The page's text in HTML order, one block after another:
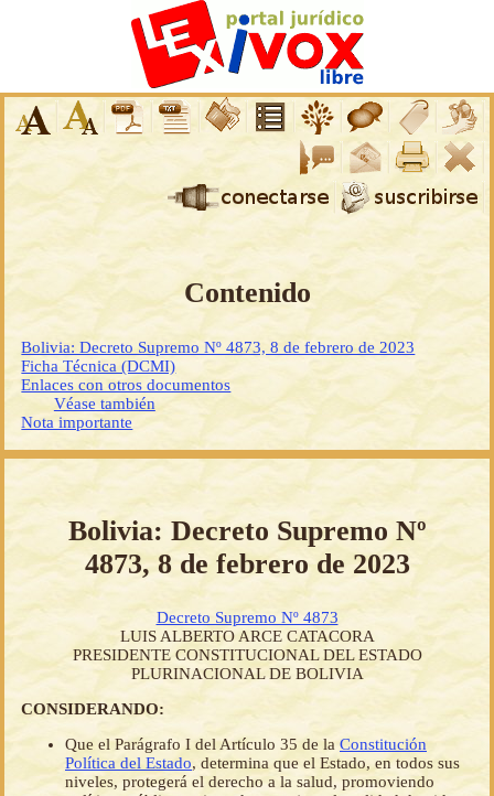
Contenido
Bolivia: Decreto Supremo Nº 4873, 8 de febrero de 2023
Ficha Técnica (DCMI)
Enlaces con otros documentos
Véase también
Nota importante
Bolivia: Decreto Supremo Nº
4873, 8 de febrero de 2023
Decreto Supremo Nº 4873
LUIS ALBERTO ARCE CATACORA
PRESIDENTE CONSTITUCIONAL DEL ESTADO
PLURINACIONAL DE BOLIVIA
CONSIDERANDO:
Que el Parágrafo I del Artículo 35 de la Constitución
Política del Estado, determina que el Estado, en todos sus
niveles, protegerá el derecho a la salud, promoviendo